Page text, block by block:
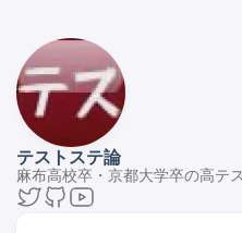
テストステ論
麻布高校卒・京都大学卒の高テ